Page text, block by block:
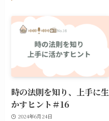
時の法則を知り、上手に生
かすヒント＃16
2024年6月24日